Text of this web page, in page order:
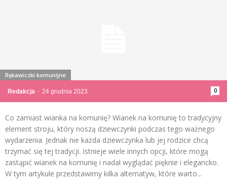
Redakcja - 24 grudnia 2023 0
Rękawiczki komunijne
Co zamiast wianka na komunię? Wianek na komunię to tradycyjny
element stroju, który noszą dziewczynki podczas tego ważnego
wydarzenia. Jednak nie każda dziewczynka lub jej rodzice chcą
trzymać się tej tradycji. Istnieje wiele innych opcji, które mogą
zastąpić wianek na komunię i nadal wyglądać pięknie i elegancko.
W tym artykule przedstawimy kilka alternatyw, które warto...